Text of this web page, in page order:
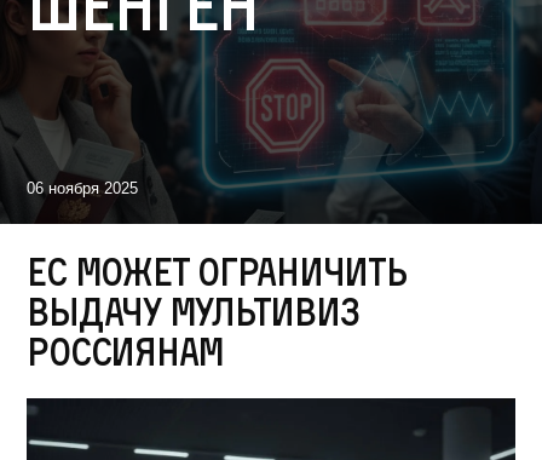
06 ноября 2025
ЕС может ограничить
выдачу мультивиз
россиянам